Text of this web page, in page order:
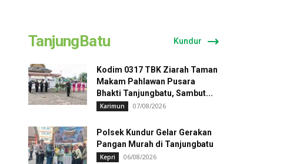
TanjungBatu Kundur
Kodim 0317 TBK Ziarah Taman
Makam Pahlawan Pusara
Bhakti Tanjungbatu, Sambut...
Karimun 07/08/2026
Polsek Kundur Gelar Gerakan
Pangan Murah di Tanjungbatu
Kepri 06/08/2026